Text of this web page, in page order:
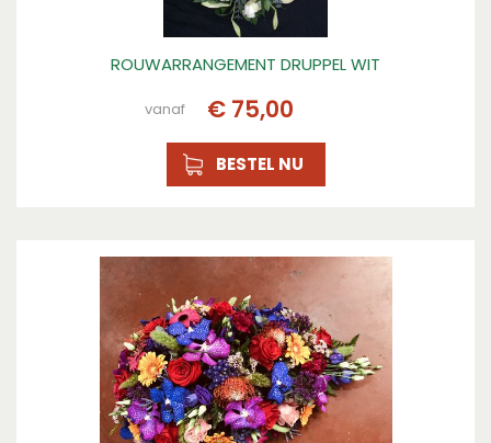
ROUWARRANGEMENT DRUPPEL WIT
vanaf € 75,00
BESTEL NU